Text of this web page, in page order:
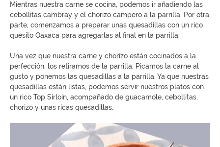
Mientras nuestra carne se cocina, podemos ir añadiendo las
cebollitas cambray y el chorizo campero a la parrilla. Por otra
parte, comenzamos a preparar unas quesadillas con un rico
quesito Oaxaca para agregarlas al final en la parrilla.
Una vez que nuestra carne y chorizo están cocinados a la
perfección, los retiramos de la parrilla. Picamos la carne al
gusto y ponemos las quesadillas a la parrilla. Ya que nuestras
quesadillas están listas, podemos servir nuestros platos con
un rico Top Sirloin, acompañado de guacamole, cebollitas,
chorizo y unas ricas quesadillas.